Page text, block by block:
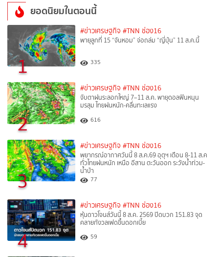
ยอดนิยมในตอนนี้
1
#ข่าวเศรษฐกิจ #TNN ช่อง16
พายุลูกที่ 15 “จันหอม” จ่อถล่ม “ญี่ปุ่น” 11 ส.ค.นี้
335
2
#ข่าวเศรษฐกิจ #TNN ช่อง16
จับตาฝนระลอกใหญ่ 7–11 ส.ค. พายุดอลฟินหนุน
มรสุม ไทยฝนหนัก-คลื่นทะเลแรง
616
3
#ข่าวเศรษฐกิจ #TNN ช่อง16
พยากรณ์อากาศวันนี้ 8 ส.ค.69 อุตุฯ เตือน 8-11 ส.ค
ทั่วไทยฝนหนัก เหนือ อีสาน ตะวันออก ระวังน้ำท่วม-
น้ำป่า
77
4
#ข่าวเศรษฐกิจ #TNN ช่อง16
หุ้นดาวโจนส์วันนี้ 8 ส.ค. 2569 ปิดบวก 151.83 จุด
คลายกังวลเฟดขึ้นดอกเบี้ย
59